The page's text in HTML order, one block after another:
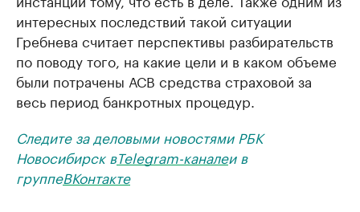
интересных последствий такой ситуации
Гребнева считает перспективы разбирательств
по поводу того, на какие цели и в каком объеме
были потрачены АСВ средства страховой за
весь период банкротных процедур.
Следите за деловыми новостями РБК
Новосибирск вTelegram-каналеи в
группеВКонтакте